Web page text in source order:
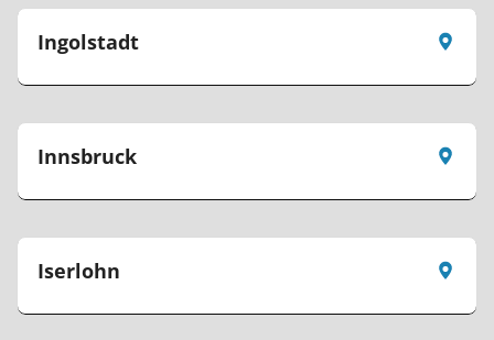
Ingolstadt
Innsbruck
Iserlohn